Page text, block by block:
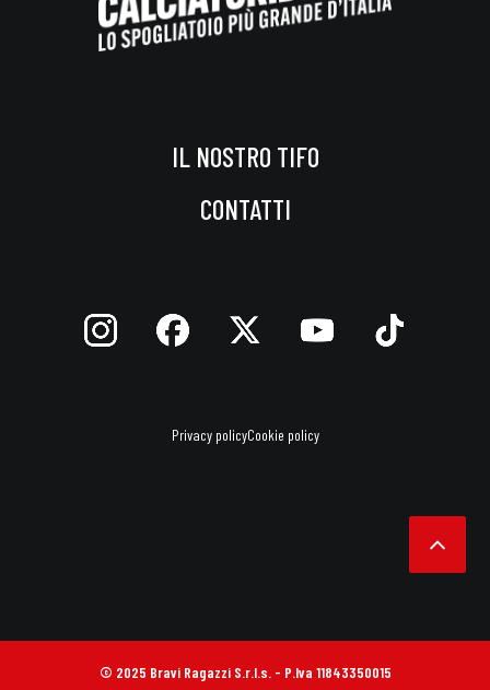
IL NOSTRO TIFO
CONTATTI
Privacy policyCookie policy
© 2025 Bravi Ragazzi S.r.l.s. - P.Iva 11843350015